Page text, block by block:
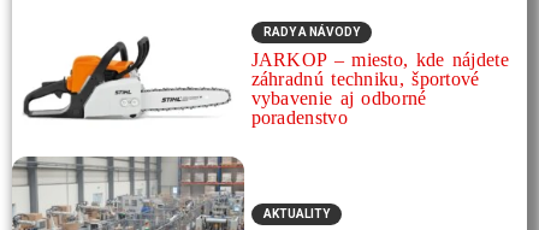
RADY A NÁVODY
JARKOP – miesto, kde nájdete
záhradnú techniku, športové
vybavenie aj odborné
poradenstvo
AKTUALITY